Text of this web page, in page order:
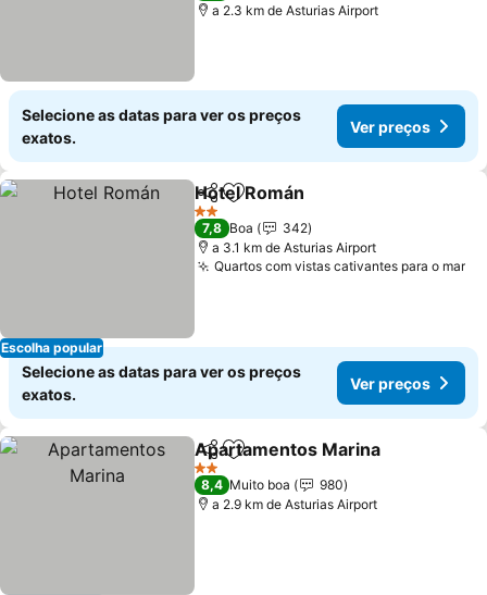
a 2.3 km de Asturias Airport
Selecione as datas para ver os preços
exatos.
Ver preços
Escolha popular
PartilharAdicionar aos favoritos
Hotel Román
2 Estrelas
7,8 Boa
342
a 3.1 km de Asturias Airport
Quartos com vistas cativantes para o mar
Selecione as datas para ver os preços
exatos.
Ver preços
PartilharAdicionar aos favoritos
Apartamentos Marina
2 Estrelas
8,4 Muito boa
980
a 2.9 km de Asturias Airport